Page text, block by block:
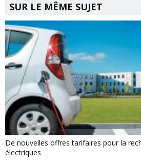
SUR LE MÊME SUJET
De nouvelles offres tarifaires pour la
électriques